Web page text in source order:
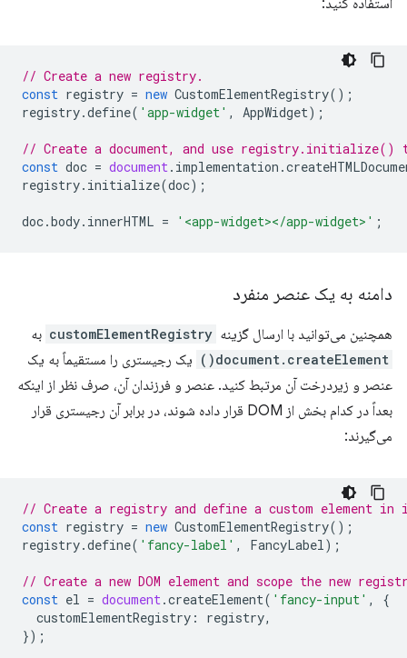
// Create a new registry.
const registry = new CustomElementRegistry();
registry.define( 'app-widget' , AppWidget);
// Create a document, and use registry.initialize()
const doc = document . implementation .
registry. initialize(doc);
doc.body. innerHTML = '<app-widget></app-widget>' ;
دامنه به یک عنصر منفرد
همچنین می‌توانید با ارسال گزینه customElementRegistry به
document.createElement()
یک رجیستری را مستقیماً به یک
عنصر و زیردرخت آن مرتبط کنید. عنصر و فرزندان آن، صرف نظر از اینکه
بعداً در کدام بخش از DOM قرار داده شوند، در برابر آن رجیستری قرار
می‌گیرند:
// Create a registry and define a custom element
const registry = new CustomElementRegistry();
registry.define( 'fancy-label' , FancyLabel );
// Create a new DOM element and scope the new
const el = document .createElement( 'fancy-input' ,
{
customElementRegistry : registry,
});